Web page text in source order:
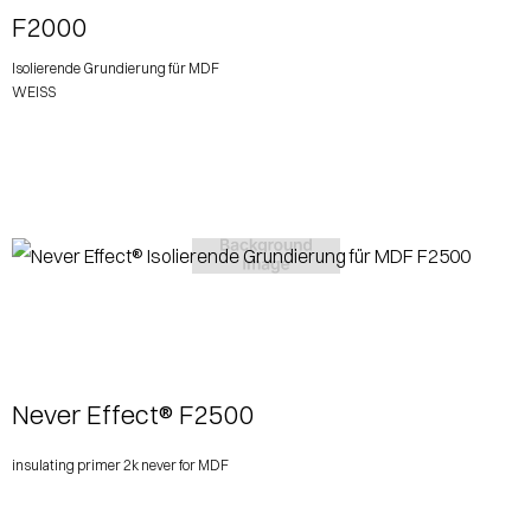
F2000
Isolierende Grundierung für MDF
WEISS
Never Effect® F2500
insulating primer 2k never for MDF